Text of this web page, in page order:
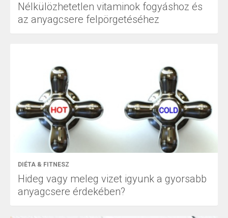
Nélkülözhetetlen vitaminok fogyáshoz és
az anyagcsere felpörgetéséhez
DIÉTA & FITNESZ
Hideg vagy meleg vizet igyunk a gyorsabb
anyagcsere érdekében?